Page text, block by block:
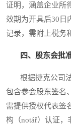
证明，涵盖企业所
效期为开具后30日
记录，需附上税务
四、股东会批
根据捷克公司法
包含参会股东签名
需提供授权代表签
构（notář）认证，